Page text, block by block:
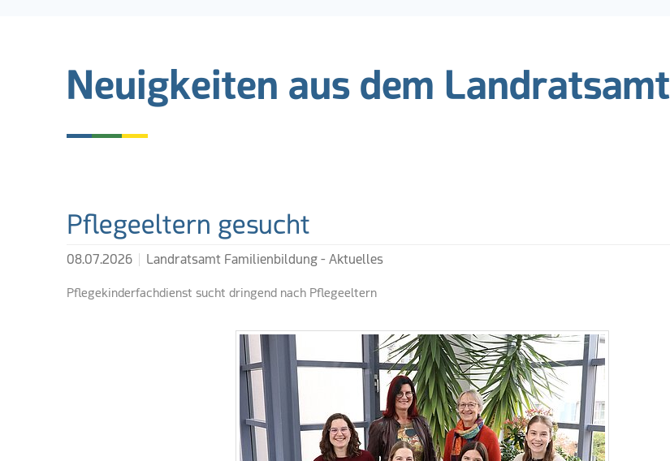
Neuigkeiten aus dem Landratsamt
Weiterführende Links
Pflegeeltern gesucht
08.07.2026 Landratsamt Familienbildung - Aktuelles
Pflegekinderfachdienst sucht dringend nach Pflegeeltern